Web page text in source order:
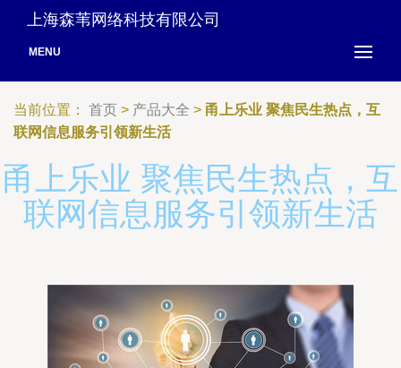
上海森苇网络科技有限公司
MENU
当前位置： 首页 > 产品大全 > 甬上乐业 聚焦民生热点，互
联网信息服务引领新生活
甬上乐业 聚焦民生热点，互
联网信息服务引领新生活